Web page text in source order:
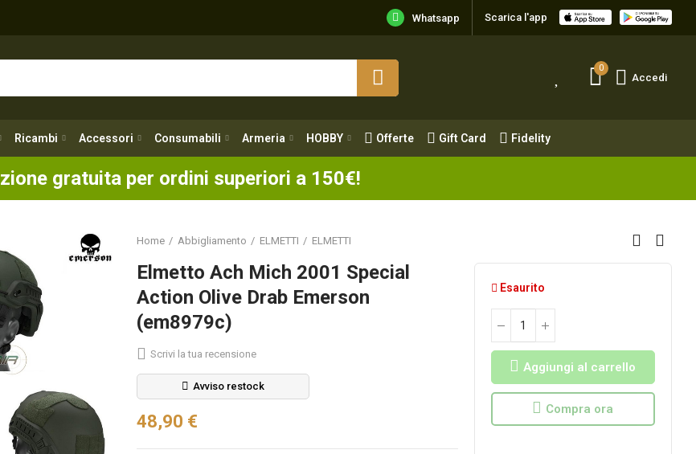
Whatsapp Scarica l'app
0
Accedi
Ricambi Accessori Consumabili Armeria HOBBY Offerte Gift Card Fidelity
gratuita per ordini superiori a 150€!
Offerte Gift Card Fidelity
Home Abbigliamento ELMETTI ELMETTI
Elmetto Ach Mich 2001 Special
Action Olive Drab Emerson
(em8979c)
Scrivi la tua recensione
Avviso restock
48,90 €
Esaurito
Aggiungi al carrello
Compra ora
Fascia Da Braccio